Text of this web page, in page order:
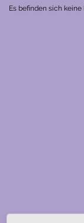
Es befinden sich